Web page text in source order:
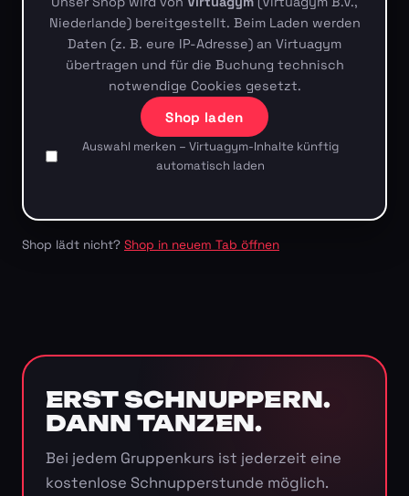
Niederlande) bereitgestellt. Beim Laden werden
Daten (z. B. eure IP-Adresse) an Virtuagym
übertragen und für die Buchung technisch
notwendige Cookies gesetzt.
Shop laden
Auswahl merken – Virtuagym-Inhalte künftig
automatisch laden
Shop lädt nicht? Shop in neuem Tab öffnen
ERST SCHNUPPERN.
DANN TANZEN.
Bei jedem Gruppenkurs ist jederzeit eine
kostenlose Schnupperstunde möglich.